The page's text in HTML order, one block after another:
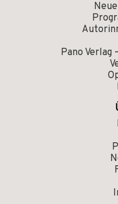
Pano Verlag